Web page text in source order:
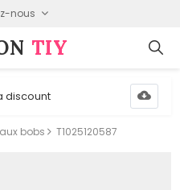
nous
TIY
discount
bobs T1025120587